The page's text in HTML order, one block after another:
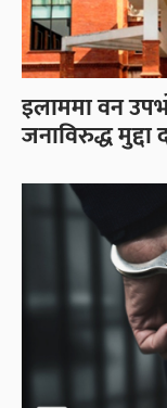
इलाममा वन
जनाविरुद्ध मुद्दा